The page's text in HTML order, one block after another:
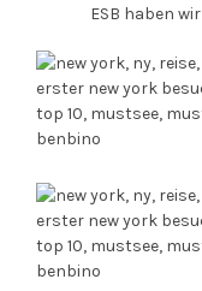
ESB haben wir